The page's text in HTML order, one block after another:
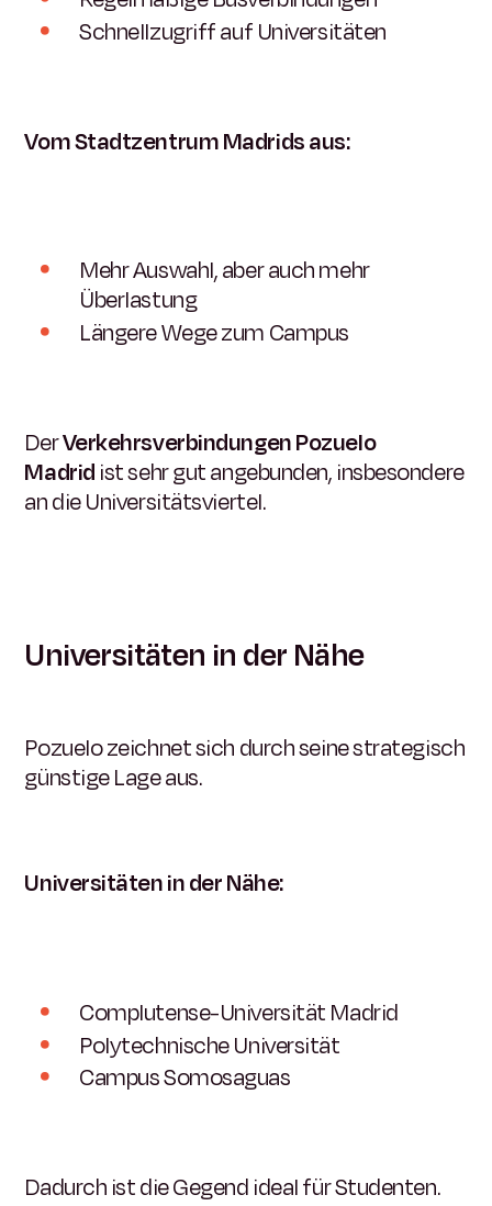
Schnellzugriff auf Universitäten
Vom Stadtzentrum Madrids aus:
Mehr Auswahl, aber auch mehr
Überlastung
Längere Wege zum Campus
DerVerkehrsverbindungen Pozuelo
Madrid ist sehr gut angebunden, insbesondere
an die Universitätsviertel.
Universitäten in der Nähe
Pozuelo zeichnet sich durch seine strategisch
günstige Lage aus.
Universitäten in der Nähe:
Complutense-Universität Madrid
Polytechnische Universität
Campus Somosaguas
Dadurch ist die Gegend ideal für Studenten.